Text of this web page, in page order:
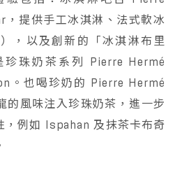
，提供手工冰淇淋、法式軟冰
，以及創新的「冰淇淋布里
珍珠奶茶系列 Pierre Hermé
。也喝珍奶的 Pierre Hermé
的風味注入珍珠奶茶，進一步
，例如 Ispahan 及抹茶卡布奇